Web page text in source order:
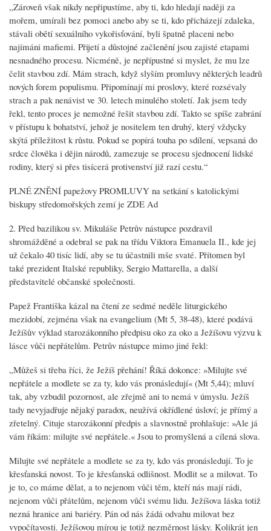
„Zároveň však nikdy nepřipustíme, aby ti, kdo hledají naději za
mořem, umírali bez pomoci anebo aby se ti, kdo přicházejí zdaleka,
stávali obětí sexuálního vykořisťování, byli špatně placeni nebo
najímáni mafiemi. Přijetí a důstojné začlenění jsou zajisté etapami
nesnadného procesu. Nicméně, je nepřípustné si myslet, že mu lze
čelit stavbou zdí. Mám strach, když slyším promluvy některých leadrů
nových forem populismu. Připomínají mi proslovy, které rozsévaly
strach a pak nenávist ve 30. letech minulého století. Jak jsem tedy
řekl, tento proces je nemožné řešit stavbou zdí. Takto se spíše zabrání
v přístupu k bohatství, jehož je nositelem ten druhý, který vždycky
skýtá příležitost k růstu. Pokud se popírá touha po sdílení, vepsaná do
srdce člověka i dějin národů, zamezuje se procesu sjednocení lidské
rodiny, který si přes tisícerá protivenství již razí cestu.“
PLNÉ ZNĚNÍ papežovy PROMLUVY na setkání s katolickými
biskupy středomořských zemí je ZDE Ad
2. Před bazilikou sv. Mikuláše Petrův nástupce pozdravil
shromážděné a odebral se pak na třídu Viktora Emanuela II., kde jej
už čekalo 40 tisíc lidí, aby se tu účastnili mše svaté. Přítomen byl
také prezident Italské republiky, Sergio Mattarella, a další
představitelé občanské společnosti.
Papež Františka kázal na čtení ze sedmé neděle liturgického
mezidobí, zejména však na evangelium (Mt 5, 38-48), které podává
Ježíšův výklad starozákonního předpisu oko za oko a Ježíšovu výzvu k
lásce vůči nepřátelům. Petrův nástupce mimo jiné řekl:
„Můžeš si třeba říci, že Ježíš přehání! Říká dokonce: »Milujte své
nepřátele a modlete se za ty, kdo vás pronásledují« (Mt 5,44); mluví
tak, aby vzbudil pozornost, ale zřejmě ani to nemá v úmyslu. Ježíš
tady nevyjadřuje nějaký paradox, neužívá okřídlené úsloví; je přímý a
zřetelný. Cituje starozákonní předpis a slavnostně prohlašuje: »Ale já
vám říkám: milujte své nepřátele.« Jsou to promyšlená a cílená slova.
Milujte své nepřátele a modlete se za ty, kdo vás pronásledují. To je
křesťanská novost. To je křesťanská odlišnost. Modlit se a milovat. To
je to, co máme dělat, a to nejenom vůči těm, kteří nás mají rádi,
nejenom vůči přátelům, nejenom vůči svému lidu. Ježíšova láska totiž
nezná hranice ani bariéry. Pán od nás žádá odvahu milovat bez
vypočítavosti. Ježíšovou mírou je totiž nezměrnost lásky. Kolikrát jen